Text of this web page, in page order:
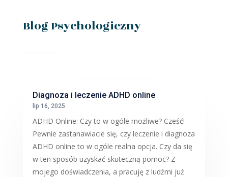
Blog Psychologiczny
Diagnoza i leczenie ADHD online
lip 16, 2025
ADHD Online: Czy to w ogóle możliwe? Cześć!
Pewnie zastanawiacie się, czy leczenie i diagnoza
ADHD online to w ogóle realna opcja. Czy da się
w ten sposób uzyskać skuteczną pomoc? Z
mojego doświadczenia, a pracuję z ludźmi już